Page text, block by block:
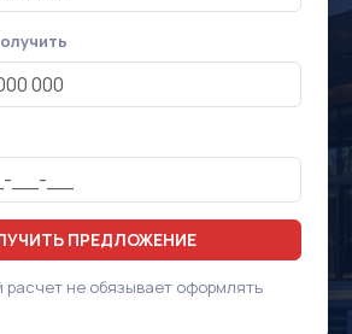
ПРЕДЛОЖЕНИЕ
расчет не обязывает оформлять